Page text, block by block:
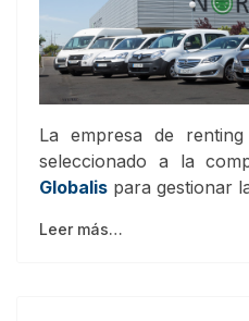
La empresa de
seleccionado a la
Globalis para gestionar
Leer más…